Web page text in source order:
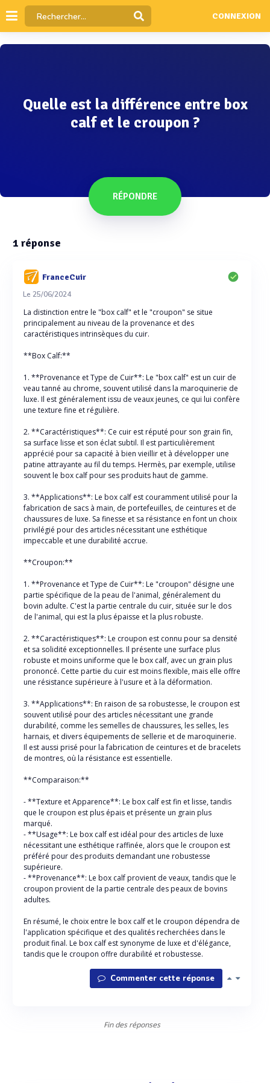
CONNEXION
Quelle est la différence entre box
calf et le croupon ?
RÉPONDRE
1 réponse
FranceCuir
Le 25/06/2024
La distinction entre le "box calf" et le "croupon" se situe
principalement au niveau de la provenance et des
caractéristiques intrinsèques du cuir.
**Box Calf:**
1. **Provenance et Type de Cuir**: Le "box calf" est un cuir de
veau tanné au chrome, souvent utilisé dans la maroquinerie de
luxe. Il est généralement issu de veaux jeunes, ce qui lui confère
une texture fine et régulière.
2. **Caractéristiques**: Ce cuir est réputé pour son grain fin,
sa surface lisse et son éclat subtil. Il est particulièrement
apprécié pour sa capacité à bien vieillir et à développer une
patine attrayante au fil du temps. Hermès, par exemple, utilise
souvent le box calf pour ses produits haut de gamme.
3. **Applications**: Le box calf est couramment utilisé pour la
fabrication de sacs à main, de portefeuilles, de ceintures et de
chaussures de luxe. Sa finesse et sa résistance en font un choix
privilégié pour des articles nécessitant une esthétique
impeccable et une durabilité accrue.
**Croupon:**
1. **Provenance et Type de Cuir**: Le "croupon" désigne une
partie spécifique de la peau de l'animal, généralement du
bovin adulte. C'est la partie centrale du cuir, située sur le dos
de l'animal, qui est la plus épaisse et la plus robuste.
2. **Caractéristiques**: Le croupon est connu pour sa densité
et sa solidité exceptionnelles. Il présente une surface plus
robuste et moins uniforme que le box calf, avec un grain plus
prononcé. Cette partie du cuir est moins flexible, mais elle offre
une résistance supérieure à l'usure et à la déformation.
3. **Applications**: En raison de sa robustesse, le croupon est
souvent utilisé pour des articles nécessitant une grande
durabilité, comme les semelles de chaussures, les selles, les
harnais, et divers équipements de sellerie et de maroquinerie.
Il est aussi prisé pour la fabrication de ceintures et de bracelets
de montres, où la résistance est essentielle.
**Comparaison:**
- **Texture et Apparence**: Le box calf est fin et lisse, tandis
que le croupon est plus épais et présente un grain plus
marqué.
- **Usage**: Le box calf est idéal pour des articles de luxe
nécessitant une esthétique raffinée, alors que le croupon est
préféré pour des produits demandant une robustesse
supérieure.
- **Provenance**: Le box calf provient de veaux, tandis que le
croupon provient de la partie centrale des peaux de bovins
adultes.
En résumé, le choix entre le box calf et le croupon dépendra de
l'application spécifique et des qualités recherchées dans le
produit final. Le box calf est synonyme de luxe et d'élégance,
tandis que le croupon offre durabilité et robustesse.
Commenter cette réponse
Fin des réponses